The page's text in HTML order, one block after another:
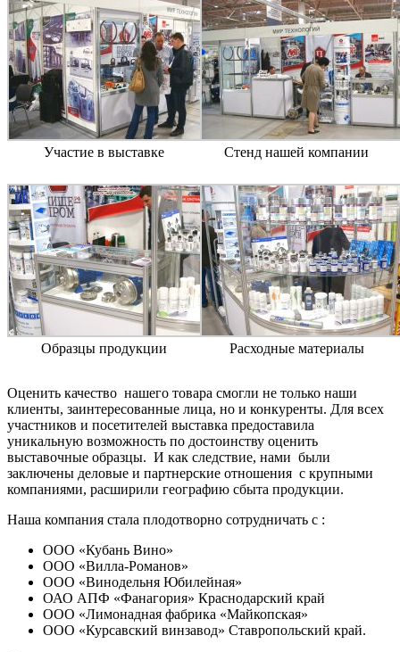
Участие в выставке Стенд нашей компании
Образцы продукции Расходные материалы
Оценить качество нашего товара смогли не только наши
клиенты, заинтересованные лица, но и конкуренты. Для всех
участников и посетителей выставка предоставила
уникальную возможность по достоинству оценить
выставочные образцы. И как следствие, нами были
заключены деловые и партнерские отношения с крупными
компаниями, расширили географию сбыта продукции.
Наша компания стала плодотворно сотрудничать с :
ООО «Кубань Вино»
ООО «Вилла-Романов»
ООО «Винодельня Юбилейная»
ОАО АПФ «Фанагория» Краснодарский край
ООО «Лимонадная фабрика «Майкопская»
ООО «Курсавский винзавод» Ставропольский край.